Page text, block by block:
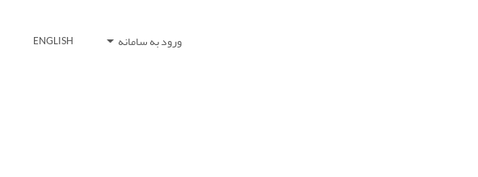
ورود به سامانه ENGLISH